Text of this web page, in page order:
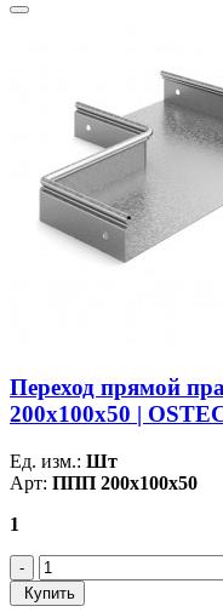
Переход прямой
200х100х50 |
Ед. изм.: Шт
Арт: ППП 200х100х50
1
Купить